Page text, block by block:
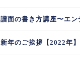
譜面の書き方講座〜エン
新年のご挨拶【2022年】